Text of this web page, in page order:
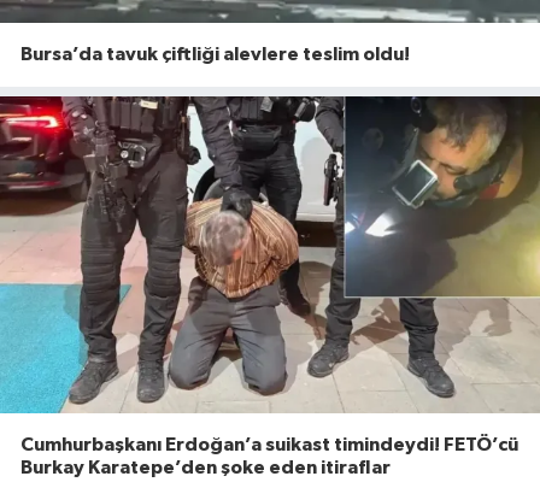
Bursa’da tavuk çiftliği alevlere teslim oldu!
Cumhurbaşkanı Erdoğan’a suikast timindeydi! FETÖ’cü
Burkay Karatepe’den şoke eden itiraflar